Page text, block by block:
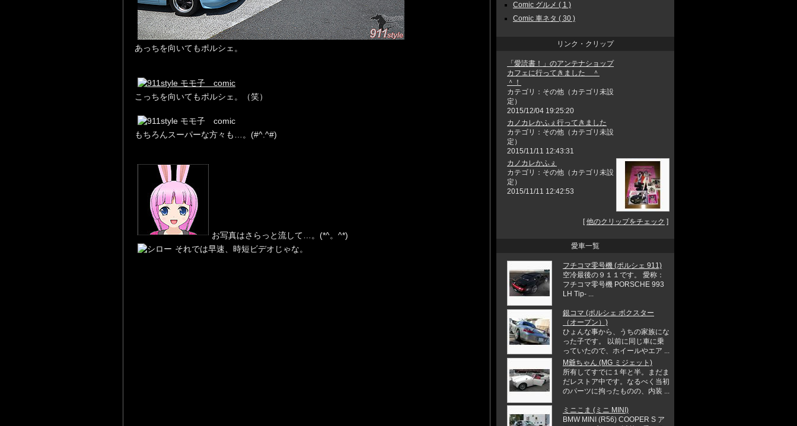
あっちを向いてもポルシェ。
こっちを向いてもポルシェ。（笑）
もちろんスーパーな方々も…。(#^.^#)
お写真はさらっと流して…。(*^。^*)
それでは早速、時短ビデオじゃな。
Comic グルメ ( 1 )
Comic 車ネタ ( 30 )
リンク・クリップ
「愛読書！」のアンテナショップ
カフェに行ってきました ＾
＾！
カテゴリ：その他（カテゴリ未設
定）
2015/12/04 19:25:20
カノカレかふぇ行ってきました
カテゴリ：その他（カテゴリ未設
定）
2015/11/11 12:43:31
カノカレかふぇ
カテゴリ：その他（カテゴリ未設
定）
2015/11/11 12:42:53
[他のクリップをチェック ]
愛車一覧
フチコマ零号機 (ポルシェ 911)
空冷最後の９１１です。 愛称：
フチコマ零号機 PORSCHE 993
LH Tip- ...
銀コマ (ポルシェ ボクスター
（オープン）)
ひょんな事から、うちの家族にな
った子です。 以前に同じ車に乗
っていたので、ホイールやエア ...
M爺ちゃん (MG ミジェット)
所有してすでに１年と半。まだま
だレストア中です。なるべく当初
のパーツに拘ったものの、内装 ...
ミニこま (ミニ MINI)
BMW MINI (R56) COOPER S ア